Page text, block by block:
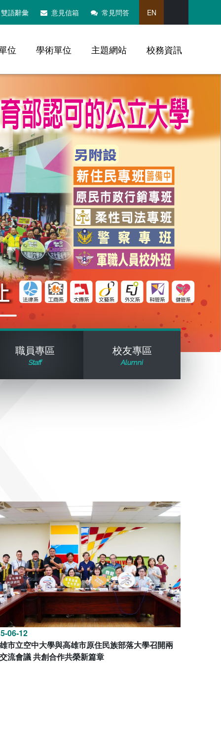
雙語辭彙 意見信箱 常見問答 EN
位 學術單位 主題網站 校務資訊
職員專區
Staff
校友專區
Alumni
06-12
市立空中大學與高雄市原住民族部落大學召開兩
流會議 共創合作共榮新篇章